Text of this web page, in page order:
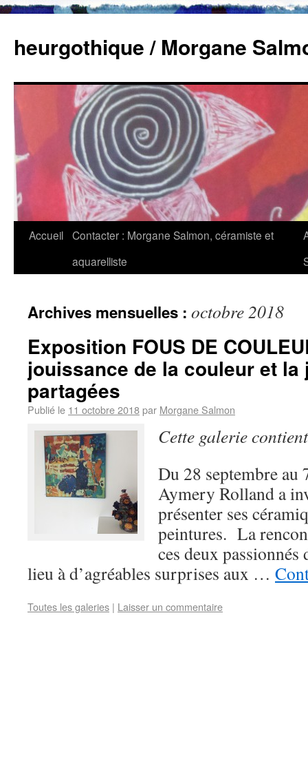
heurgothique / Morgane
Accueil Contacter : Morgane Salmon, céramiste et
aquarelliste
Archives mensuelles : octobre 2018
Exposition FOUS DE
jouissance de la couleur et la
partagées
Publié le 11 octobre 2018par Morgane Salmon
Cette galerie
Du 28 septembre au
Aymery Rolland a
présenter ses
peintures. La
ces deux passionnés
lieu à d’agréables surprises aux …
Toutes les galeries | Laisser un commentaire